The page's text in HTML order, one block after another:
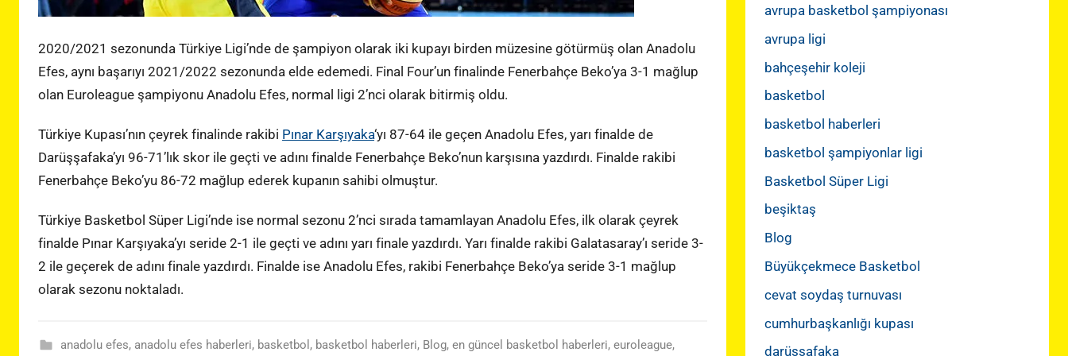
2020/2021 sezonunda Türkiye Ligi’nde de şampiyon olarak iki kupayı birden müzesine götürmüş olan Anadolu
Efes, aynı başarıyı 2021/2022 sezonunda elde edemedi. Final Four’un finalinde Fenerbahçe Beko’ya 3-1 mağlup
olan Euroleague şampiyonu Anadolu Efes, normal ligi 2’nci olarak bitirmiş oldu.
Türkiye Kupası’nın çeyrek finalinde rakibi Pınar Karşıyaka‘yı 87-64 ile geçen Anadolu Efes, yarı finalde de
Darüşşafaka’yı 96-71’lık skor ile geçti ve adını finalde Fenerbahçe Beko’nun karşısına yazdırdı. Finalde rakibi
Fenerbahçe Beko’yu 86-72 mağlup ederek kupanın sahibi olmuştur.
Türkiye Basketbol Süper Ligi’nde ise normal sezonu 2’nci sırada tamamlayan Anadolu Efes, ilk olarak çeyrek
finalde Pınar Karşıyaka’yı seride 2-1 ile geçti ve adını yarı finale yazdırdı. Yarı finalde rakibi Galatasaray’ı seride 3-
2 ile geçerek de adını finale yazdırdı. Finalde ise Anadolu Efes, rakibi Fenerbahçe Beko’ya seride 3-1 mağlup
olarak sezonu noktaladı.
anadolu efes, anadolu efes haberleri, basketbol , basketbol haberleri, Blog, en güncel basketbol haberleri, euroleague,
avrupa basketbol şampiyonası
avrupa ligi
bahçeşehir koleji
basketbol
basketbol haberleri
basketbol şampiyonlar ligi
Basketbol Süper Ligi
beşiktaş
Blog
Büyükçekmece Basketbol
cevat soydaş turnuvası
cumhurbaşkanlığı kupası
darüşşafaka